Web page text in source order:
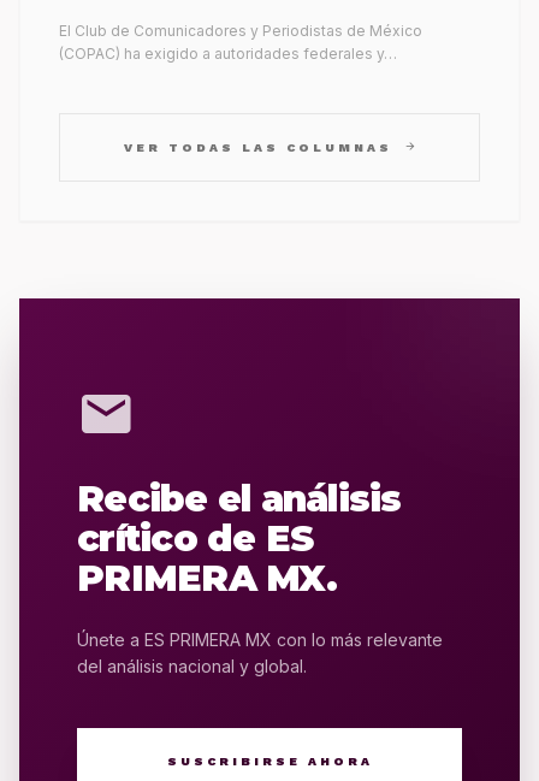
El Club de Comunicadores y Periodistas de México
(COPAC) ha exigido a autoridades federales y…
VER TODAS LAS COLUMNAS arrow_forward
mail
Recibe el análisis
crítico de ES
PRIMERA MX.
Únete a ES PRIMERA MX con lo más relevante
del análisis nacional y global.
SUSCRIBIRSE AHORA